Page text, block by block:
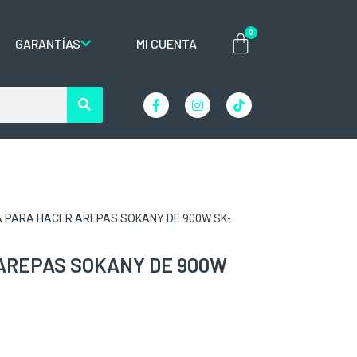
GARANTÍAS MI CUENTA
0
HACER AREPAS SOKANY DE 900W SK-
SOKANY DE 900W